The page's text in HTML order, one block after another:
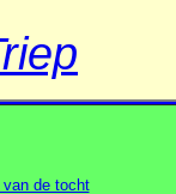
de tocht